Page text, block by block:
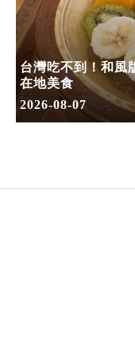
台灣吃不到！和風
在地美食
2026-08-07